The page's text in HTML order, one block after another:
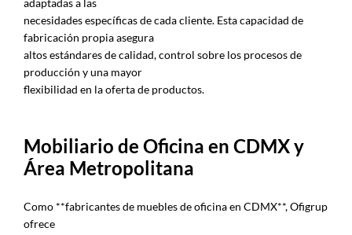
necesidades específicas de cada cliente. Esta capacidad de
fabricación propia asegura
altos estándares de calidad, control sobre los procesos de
producción y una mayor
flexibilidad en la oferta de productos.
Mobiliario de Oficina en CDMX y
Área Metropolitana
Como **fabricantes de muebles de oficina en CDMX**, Ofigrup
ofrece